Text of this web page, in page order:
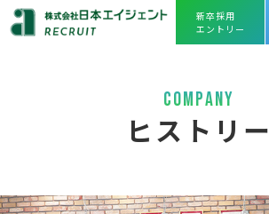
会社を知るトップ
よくあるご質問
新卒採用
エントリー
COMPANY
ヒストリー